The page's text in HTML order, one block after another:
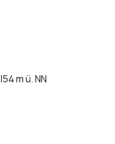
|54m ü. NN